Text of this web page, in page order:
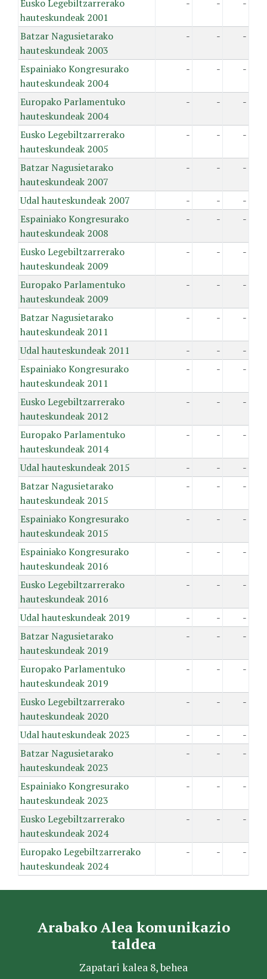
Eusko Legebiltzarrerako
hauteskundeak 2001
- - -
Batzar Nagusietarako
hauteskundeak 2003
- - -
Espainiako Kongresurako
hauteskundeak 2004
- - -
Europako Parlamentuko
hauteskundeak 2004
- - -
Eusko Legebiltzarrerako
hauteskundeak 2005
- - -
Batzar Nagusietarako
hauteskundeak 2007
- - -
Udal hauteskundeak 2007 - -
-
Espainiako Kongresurako
hauteskundeak 2008
- - -
Eusko Legebiltzarrerako
hauteskundeak 2009
- - -
Europako Parlamentuko
hauteskundeak 2009
- - -
Batzar Nagusietarako
hauteskundeak 2011
- - -
Udal hauteskundeak 2011 - -
-
Espainiako Kongresurako
hauteskundeak 2011
- - -
Eusko Legebiltzarrerako
hauteskundeak 2012
- - -
Europako Parlamentuko
hauteskundeak 2014
- - -
Udal hauteskundeak 2015 - -
-
Batzar Nagusietarako
hauteskundeak 2015
- - -
Espainiako Kongresurako
hauteskundeak 2015
- - -
Espainiako Kongresurako
hauteskundeak 2016
- - -
Eusko Legebiltzarrerako
hauteskundeak 2016
- - -
Udal hauteskundeak 2019 - -
-
Batzar Nagusietarako
hauteskundeak 2019
- - -
Europako Parlamentuko
hauteskundeak 2019
- - -
Eusko Legebiltzarrerako
hauteskundeak 2020
- - -
Udal hauteskundeak 2023 - -
-
Batzar Nagusietarako
hauteskundeak 2023
- - -
Espainiako Kongresurako
hauteskundeak 2023
- - -
Eusko Legebiltzarrerako
hauteskundeak 2024
- - -
Europako Legebiltzarrerako
hauteskundeak 2024
- - -
Arabako Alea komunikazio
taldea
Zapatari kalea 8, behea